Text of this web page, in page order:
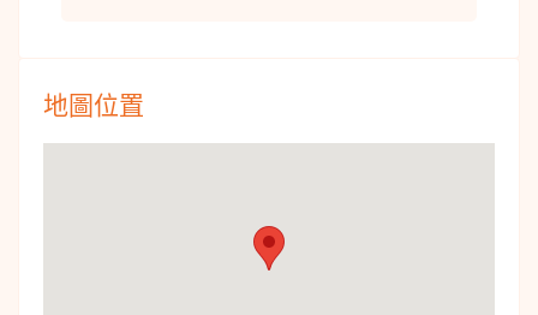
地圖位置